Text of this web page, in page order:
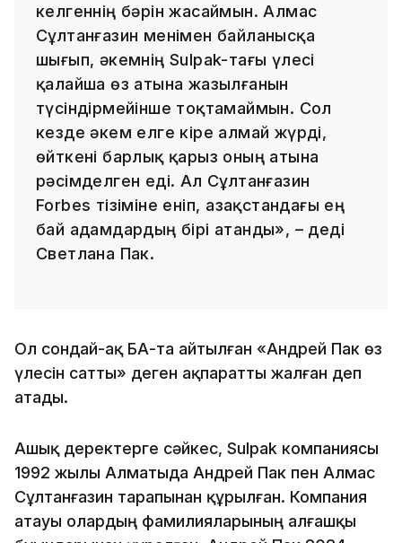
келгеннің бәрін жасаймын. Алмас
Сұлтанғазин менімен байланысқа
шығып, әкемнің Sulpak-тағы үлесі
қалайша өз атына жазылғанын
түсіндірмейінше тоқтамаймын. Сол
кезде әкем елге кіре алмай жүрді,
өйткені барлық қарыз оның атына
рәсімделген еді. Ал Сұлтанғазин
Forbes тізіміне еніп, Қазақстандағы ең
бай адамдардың бірі атанды», – деді
Светлана Пак.
Ол сондай-ақ БАҚ-та айтылған «Андрей Пак өз
үлесін сатты» деген ақпаратты жалған деп
атады.
Ашық деректерге сәйкес, Sulpak компаниясы
1992 жылы Алматыда Андрей Пак пен Алмас
Сұлтанғазин тарапынан құрылған. Компания
атауы олардың фамилияларының алғашқы